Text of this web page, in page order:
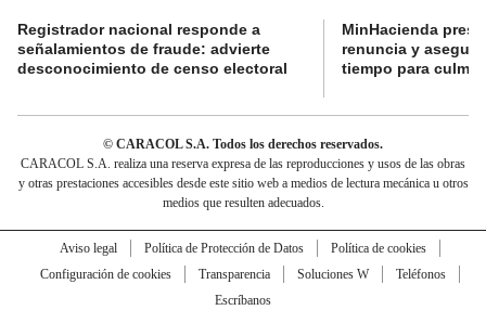
Registrador nacional responde a
señalamientos de fraude: advierte
desconocimiento de censo electoral
MinHacienda
renuncia y
tiempo para
© CARACOL S.A. Todos los derechos reservados.
CARACOL S.A. realiza una reserva expresa de las reproducciones y usos de las obras
y otras prestaciones accesibles desde este sitio web a medios de lectura mecánica u otros
medios que resulten adecuados.
Aviso legal Política de Protección de Datos
Política de cookies
Configuración de cookies
Transparencia Soluciones W
Teléfonos
Escríbanos